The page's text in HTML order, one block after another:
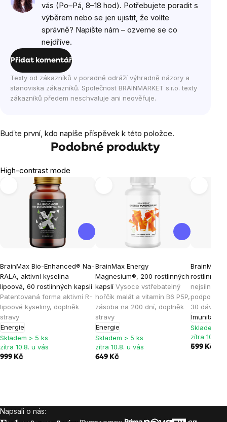
vás (Po–Pá, 8–18 hod). Potřebujete poradit s
výběrem nebo se jen ujistit, že volíte
správně? Napište nám – ozveme se co
nejdříve.
Přidat komentář
Texty od zákazníků v poradně odráží výhradně názory a
stanoviska zákazníků. Společnost BRAINMARKET s.r.o. texty
zákazníků předem neschvaluje ani neověřuje.
Buďte první, kdo napíše příspěvek k této položce.
Podobné produkty
High-contrast mode
BrainMax Bio-Enhanced® Na-
RALA, aktivní kyselina
lipoová, 60 rostlinných kapslí
Patentovaná forma aktivní R-
lipoové kyseliny, doplněk
stravy
Energie
Skladem > 5 ks
zítra 10.8. u vás
999 Kč
BrainMax Energy
Magnesium®, 200 rostlinných
kapslí Vysoce vstřebatelný
hořčík malát a vitamín B6 P5P,
zásoba na 200 dní, doplněk
stravy
Energie
Skladem > 5 ks
zítra 10.8. u vás
649 Kč
BrainMax
podporu
30 dávek,
Imunita
Skladem >
zítra 10.8.
599 Kč
Zápatí
Napsali o nás: